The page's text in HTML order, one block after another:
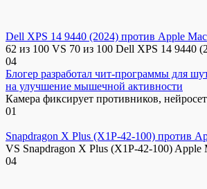
Dell XPS 14 9440 (2024) против Apple
62 из 100 VS 70 из 100 Dell XPS 14 9440
04
Блогер разработал чит-программы для
на улучшение мышечной активности
Камера фиксирует противников,
01
Snapdragon X Plus (X1P-42-100) против
VS Snapdragon X Plus (X1P-42-100)
04